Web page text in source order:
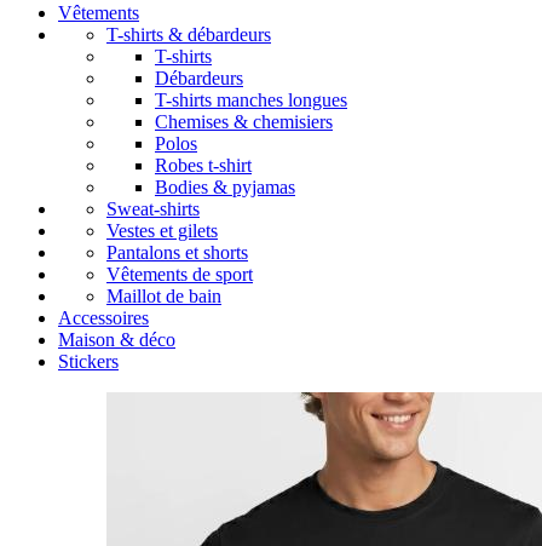
Vêtements
T-shirts & débardeurs
T-shirts
Débardeurs
T-shirts manches longues
Chemises & chemisiers
Polos
Robes t-shirt
Bodies & pyjamas
Sweat-shirts
Vestes et gilets
Pantalons et shorts
Vêtements de sport
Maillot de bain
Accessoires
Maison & déco
Stickers